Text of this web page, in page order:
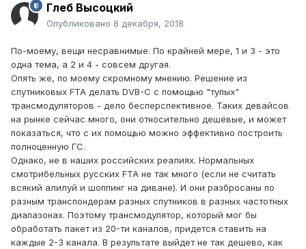
Глеб Высоцкий
Опубликовано 8 декабря, 2018
По-моему, вещи несравнимые. По крайней мере, 1 и 3 - это
одна тема, а 2 и 4 - совсем другая.
Опять же, по моему скромному мнению. Решение из
спутниковых FTA делать DVB-C с помощью "тупых"
трансмодуляторов - дело бесперспективное. Таких девайсов
на рынке сейчас много, они относительно дешёвые, и может
показаться, что с их помощью можно эффективно построить
полноценную ГС.
Однако, не в наших российских реалиях. Нормальных
смотрибельных русских FTA не так много (если не считать
всякий алилуй и шоппинг на диване). И они разбросаны по
разным транспондерам разных спутников в разных частотных
диапазонах. Поэтому трансмодулятор, который мог бы
обработать пакет из 20-ти каналов, придется ставить на
каждые 2-3 канала. В результате выйдет не так дешево, как